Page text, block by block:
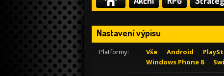
Nastavení výpisu
Platformy: Vše Android
Windows Phone 8